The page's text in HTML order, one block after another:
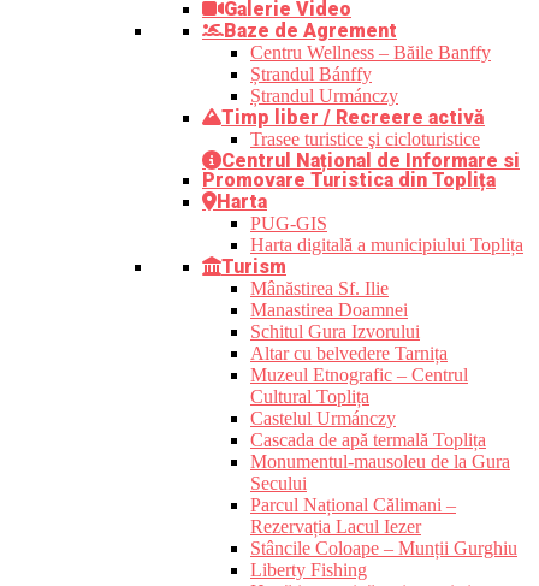
Galerie Video
Baze de Agrement
Centru Wellness – Băile Banffy
Ștrandul Bánffy
Ștrandul Urmánczy
Timp liber / Recreere activă
Trasee turistice şi cicloturistice
Centrul Național de Informare si
Promovare Turistica din Toplița
Harta
PUG-GIS
Harta digitală a municipiului Toplița
Turism
Mânăstirea Sf. Ilie
Manastirea Doamnei
Schitul Gura Izvorului
Altar cu belvedere Tarnița
Muzeul Etnografic – Centrul
Cultural Toplița
Castelul Urmánczy
Cascada de apă termală Toplița
Monumentul-mausoleu de la Gura
Secului
Parcul Național Călimani –
Rezervația Lacul Iezer
Stâncile Coloape – Munții Gurghiu
Liberty Fishing